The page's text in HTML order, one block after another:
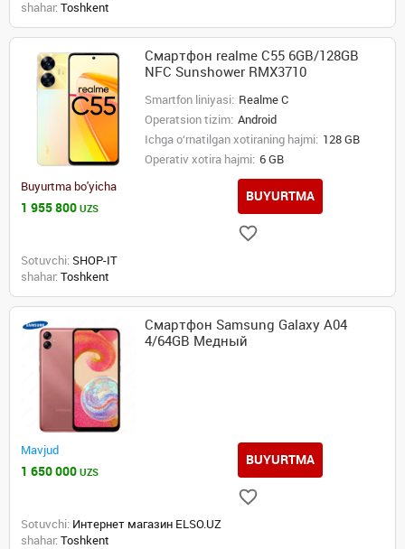
shahar: Toshkent
Смартфон realme C55 6GB/128GB
NFC Sunshower RMX3710
Smartfon liniyasi: Realme C
Operatsion tizim: Android
Ichga o‘rnatilgan xotiraning hajmi: 128 GB
Operativ xotira hajmi: 6 GB
Buyurtma bo'yicha
1 955 800 UZS
BUYURTMA
Sotuvchi: SHOP-IT
shahar: Toshkent
Смартфон Samsung Galaxy A04
4/64GB Медный
Mavjud
1 650 000 UZS
BUYURTMA
Sotuvchi: Интернет магазин ELSO.UZ
shahar: Toshkent